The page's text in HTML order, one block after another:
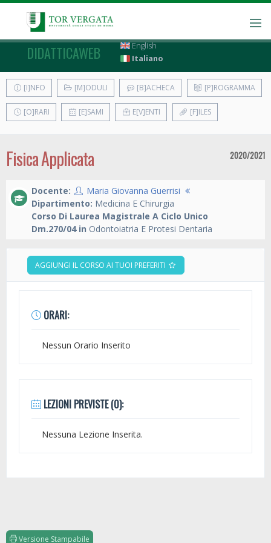
DIDATTICAWEB
English
Italiano
[I]NFO [M]ODULI [B]ACHECA [P]ROGRAMMA
[O]RARI [E]SAMI E[V]ENTI [F]ILES
Fisica Applicata 2020/2021
Docente:
Maria Giovanna Guerrisi
Dipartimento: Medicina E Chirurgia
Corso Di Laurea Magistrale A Ciclo Unico
Dm.270/04 in Odontoiatria E Protesi Dentaria
AGGIUNGI IL CORSO AI TUOI PREFERITI
ORARI:
Nessun Orario Inserito
LEZIONI PREVISTE (0):
Nessuna Lezione Inserita.
Versione Stampabile